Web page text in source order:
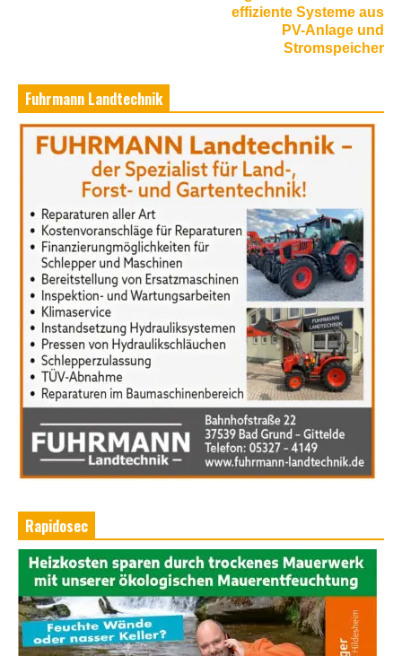
effiziente Systeme aus
PV-Anlage und
Stromspeicher
Fuhrmann Landtechnik
Rapidosec